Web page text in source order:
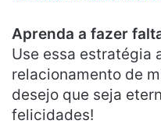
Aprenda a fazer
Use essa estratégia
relacionamento de
desejo que seja
felicidades!